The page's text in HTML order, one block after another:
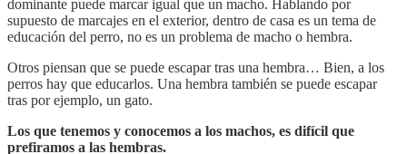
dominante puede marcar igual que un macho. Hablando por
supuesto de marcajes en el exterior, dentro de casa es un tema de
educación del perro, no es un problema de macho o hembra.
Otros piensan que se puede escapar tras una hembra… Bien, a los
perros hay que educarlos. Una hembra también se puede escapar
tras por ejemplo, un gato.
Los que tenemos y conocemos a los machos, es difícil que
prefiramos a las hembras.